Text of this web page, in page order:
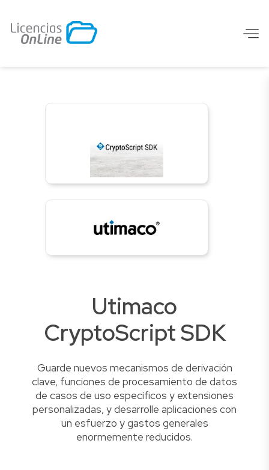
Utimaco
CryptoScript SDK
Guarde nuevos mecanismos de derivación
clave, funciones de procesamiento de datos
de casos de uso específicos y extensiones
personalizadas, y desarrolle aplicaciones con
un esfuerzo y gastos generales
enormemente reducidos.